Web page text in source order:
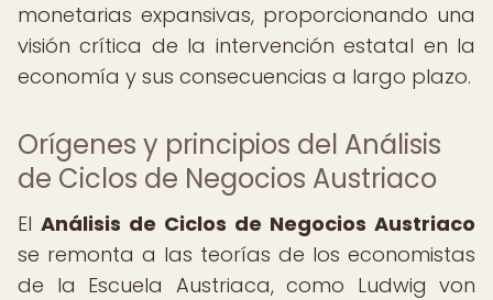
monetarias expansivas, proporcionando una
visión crítica de la intervención estatal en la
economía y sus consecuencias a largo plazo.
Orígenes y principios del Análisis
de Ciclos de Negocios Austriaco
El Análisis de Ciclos de Negocios Austriaco
se remonta a las teorías de los economistas
de la Escuela Austriaca, como Ludwig von